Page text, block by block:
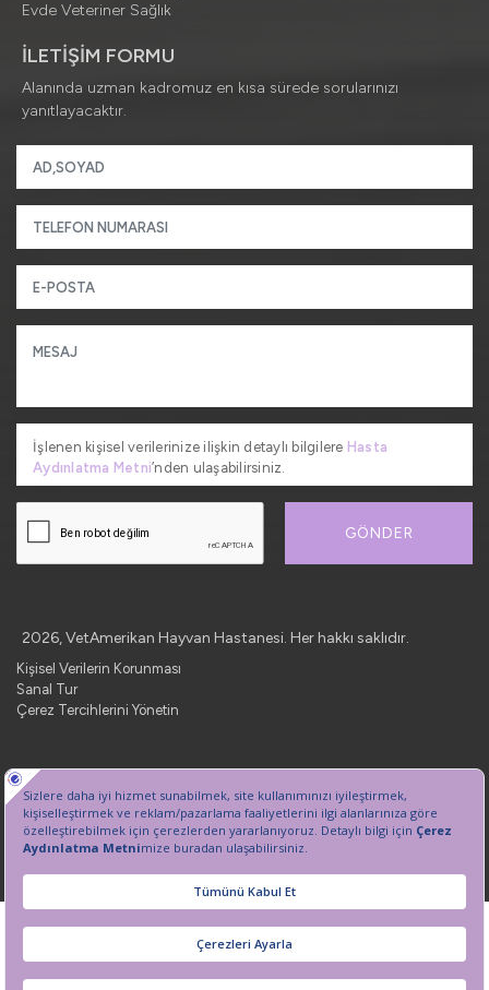
Evde Veteriner Sağlık
İLETİŞİM FORMU
Alanında uzman kadromuz en kısa sürede sorularınızı
yanıtlayacaktır.
İşlenen kişisel verilerinize ilişkin detaylı bilgilere Hasta
Aydınlatma Metni’nden ulaşabilirsiniz.
GÖNDER
2026, VetAmerikan Hayvan Hastanesi. Her hakkı saklıdır.
Kişisel Verilerin Korunması
Sanal Tur
Çerez Tercihlerini Yönetin